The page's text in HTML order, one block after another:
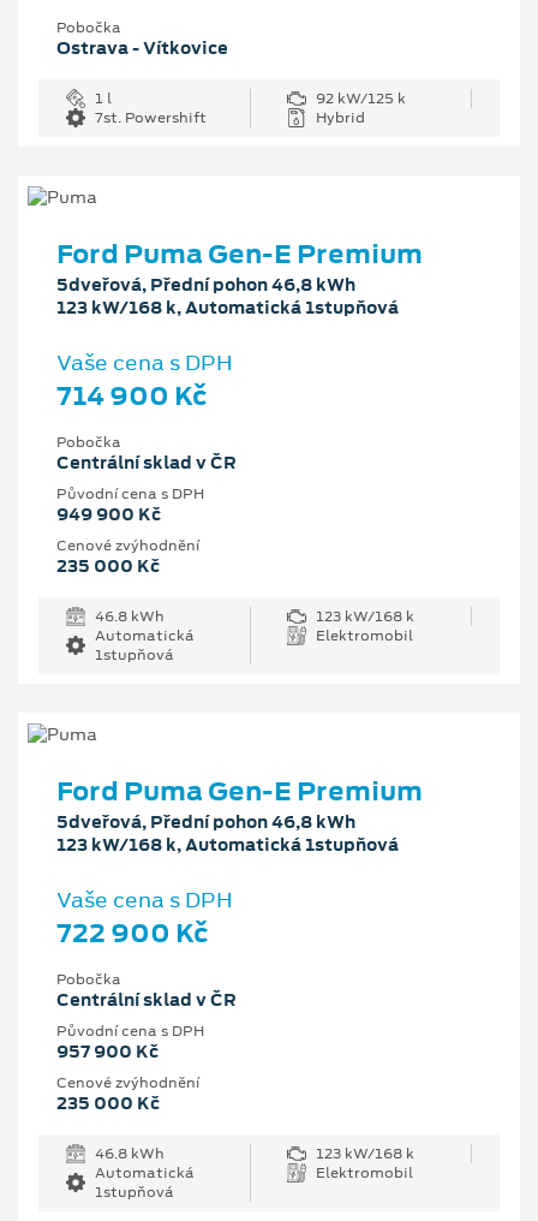
Pobočka
Ostrava - Vítkovice
1 l
92 kW/125 k
7st. Powershift
Hybrid
Ford Puma Gen-E Premium
5dveřová, Přední pohon 46,8 kWh
123 kW/168 k, Automatická 1stupňová
Vaše cena s DPH
714 900 Kč
Pobočka
Centrální sklad v ČR
Původní cena s DPH
949 900 Kč
Cenové zvýhodnění
235 000 Kč
46.8 kWh
123 kW/168 k
Automatická
1stupňová
Elektromobil
Ford Puma Gen-E Premium
5dveřová, Přední pohon 46,8 kWh
123 kW/168 k, Automatická 1stupňová
Vaše cena s DPH
722 900 Kč
Pobočka
Centrální sklad v ČR
Původní cena s DPH
957 900 Kč
Cenové zvýhodnění
235 000 Kč
46.8 kWh
123 kW/168 k
Automatická
1stupňová
Elektromobil